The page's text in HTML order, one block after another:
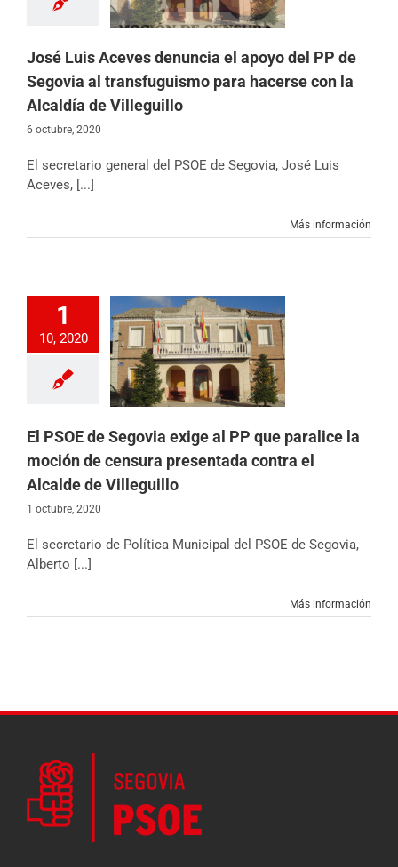
José Luis Aceves denuncia el apoyo del PP de
Segovia al transfuguismo para hacerse con la
Alcaldía de Villeguillo
6 octubre, 2020
El secretario general del PSOE de Segovia, José Luis
Aceves, [...]
Más información
1
10, 2020
Segovia exige al
la moción
el Alcalde de
El PSOE de Segovia exige al PP que paralice la
moción de censura presentada contra el
Alcalde de Villeguillo
1 octubre, 2020
El secretario de Política Municipal del PSOE de Segovia,
Alberto [...]
Más información